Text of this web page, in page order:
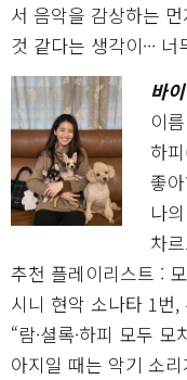
서 음악을 감상하는
것 같다는 생각이···
바
이
하
좋
나
차
추천 플레이리스트 :
시니 현악 소나타 1번,
“람·셜록·하피 모두
아지일 때는 악기 소